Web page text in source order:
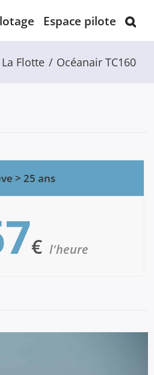
Espace pilote
La Flotte Océanair TC160
> 25 ans
€ l'heure